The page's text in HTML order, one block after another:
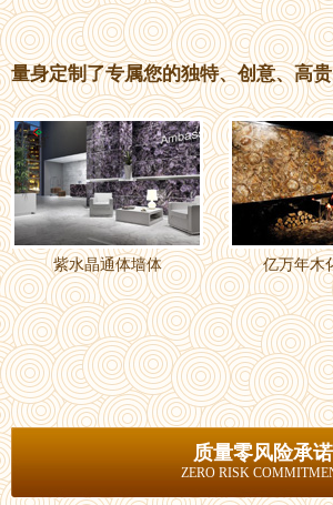
量身定制了专属您的独特、创意、高
紫水晶通体墙体 亿万年木
质量零风险承诺
ZERO RISK